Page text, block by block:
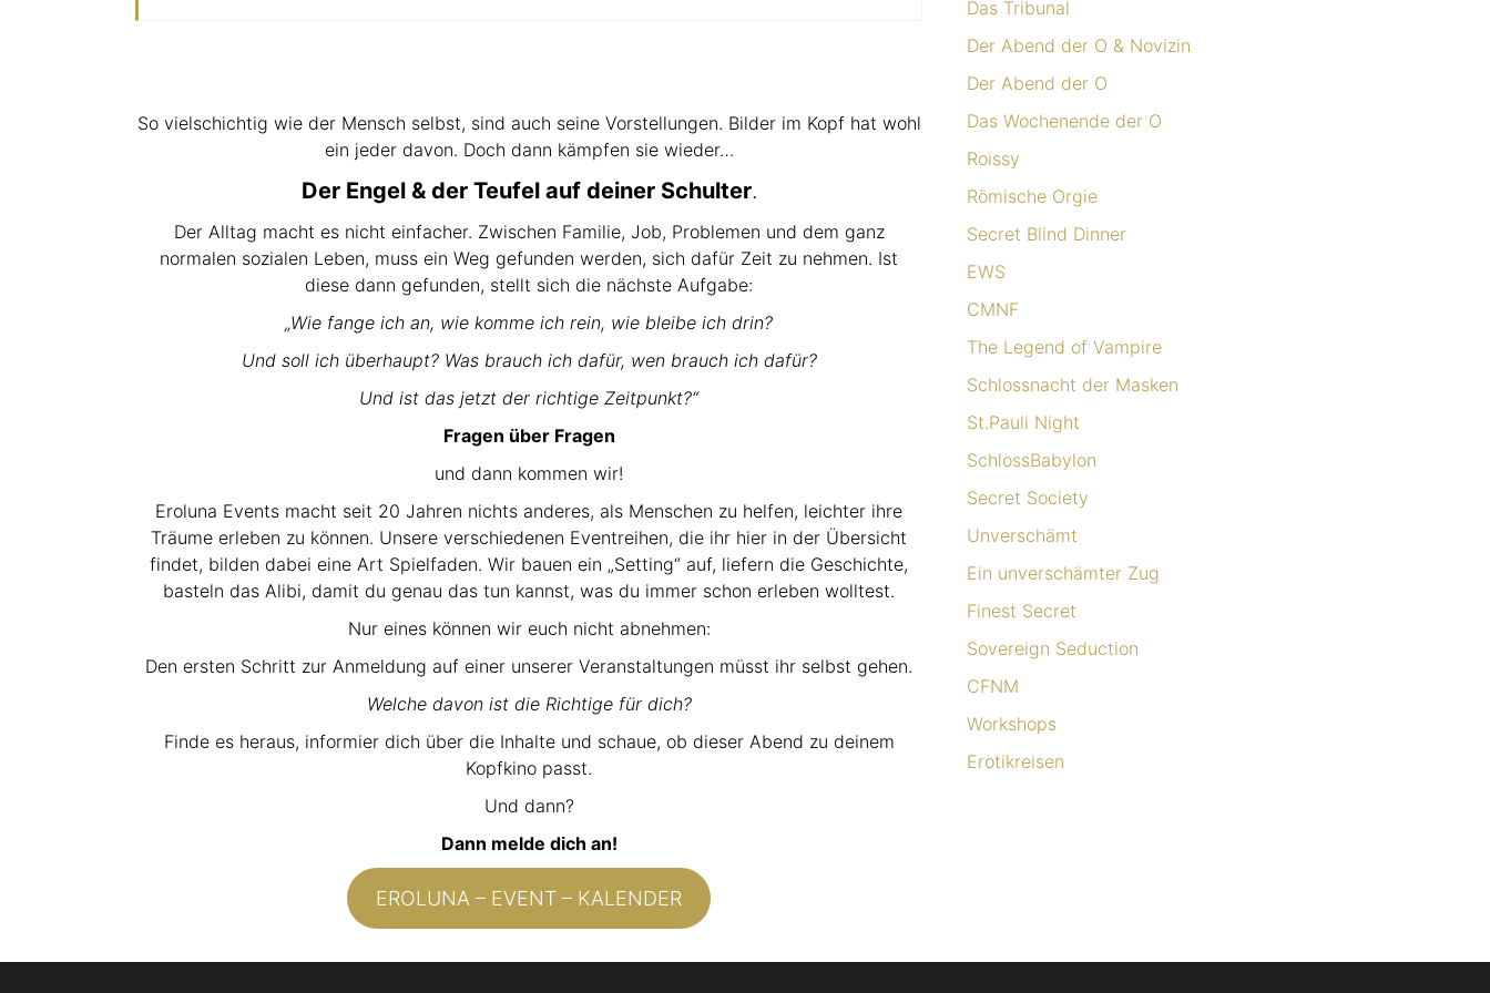
So vielschichtig wie der Mensch selbst, sind auch seine Vorstellungen. Bilder im Kopf hat wohl
ein jeder davon. Doch dann kämpfen sie wieder…
Der Engel & der Teufel auf deiner Schulter.
Der Alltag macht es nicht einfacher. Zwischen Familie, Job, Problemen und dem ganz
normalen sozialen Leben, muss ein Weg gefunden werden, sich dafür Zeit zu nehmen. Ist
diese dann gefunden, stellt sich die nächste Aufgabe:
„Wie fange ich an, wie komme ich rein, wie bleibe ich drin?
Und soll ich überhaupt? Was brauch ich dafür, wen brauch ich dafür?
Und ist das jetzt der richtige Zeitpunkt?“
Fragen über Fragen
und dann kommen wir!
Eroluna Events macht seit 20 Jahren nichts anderes, als Menschen zu helfen, leichter ihre
Träume erleben zu können. Unsere verschiedenen Eventreihen, die ihr hier in der Übersicht
findet, bilden dabei eine Art Spielfaden. Wir bauen ein „Setting“ auf, liefern die Geschichte,
basteln das Alibi, damit du genau das tun kannst, was du immer schon erleben wolltest.
Nur eines können wir euch nicht abnehmen:
Den ersten Schritt zur Anmeldung auf einer unserer Veranstaltungen müsst ihr selbst gehen.
Welche davon ist die Richtige für dich?
Finde es heraus, informier dich über die Inhalte und schaue, ob dieser Abend zu deinem
Kopfkino passt.
Und dann?
Dann melde dich an!
EROLUNA – EVENT – KALENDER
Das Tribunal
Der Abend der O & Novizin
Der Abend der O
Das Wochenende der O
Roissy
Römische Orgie
Secret Blind Dinner
EWS
CMNF
The Legend of Vampire
Schlossnacht der Masken
St.Pauli Night
SchlossBabylon
Secret Society
Unverschämt
Ein unverschämter Zug
Finest Secret
Sovereign Seduction
CFNM
Workshops
Erotikreisen